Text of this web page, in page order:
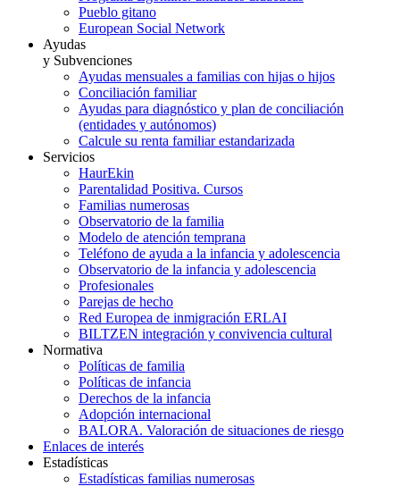
Pueblo gitano
European Social Network
Ayudas
y Subvenciones
Ayudas mensuales a familias con hijas o hijos
Conciliación familiar
Ayudas para diagnóstico y plan de conciliación
(entidades y autónomos)
Calcule su renta familiar estandarizada
Servicios
HaurEkin
Parentalidad Positiva. Cursos
Familias numerosas
Observatorio de la familia
Modelo de atención temprana
Teléfono de ayuda a la infancia y adolescencia
Observatorio de la infancia y adolescencia
Profesionales
Parejas de hecho
Red Europea de inmigración ERLAI
BILTZEN integración y convivencia cultural
Normativa
Políticas de familia
Políticas de infancia
Derechos de la infancia
Adopción internacional
BALORA. Valoración de situaciones de riesgo
Enlaces de interés
Estadísticas
Estadísticas familias numerosas